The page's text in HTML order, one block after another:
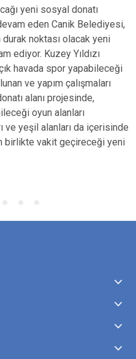
yeni sosyal donatı
eden Canik Belediyesi,
noktası olacak yeni
ediyor. Kuzey Yıldızı
havada spor yapabileceği
ve yapım çalışmaları
alanı projesinde,
oyun alanları
ve yeşil alanları da içerisinde
birlikte vakit geçireceği yeni